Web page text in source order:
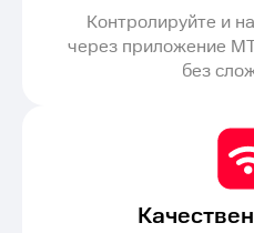
Контролируйте и
через приложение
без